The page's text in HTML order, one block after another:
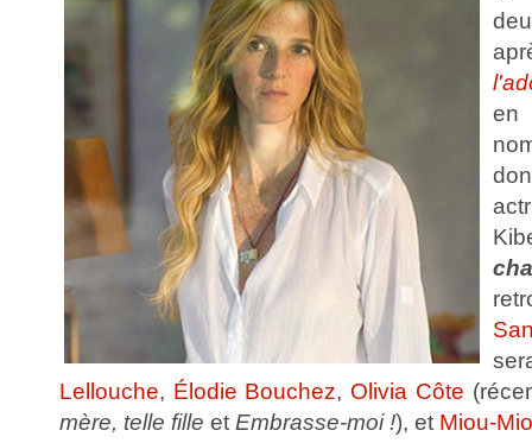
Lellouche, Élodie Bouchez, Olivia Côte
mère, telle fille et Embrasse-moi !), et Miou-